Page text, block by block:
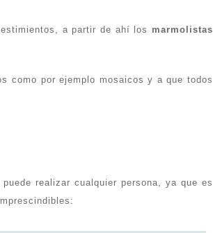
a partir de ahí los marmolistas
como por ejemplo mosaicos y a que todos
realizar cualquier persona, ya que es